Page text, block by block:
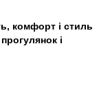
комфорт і стиль
і